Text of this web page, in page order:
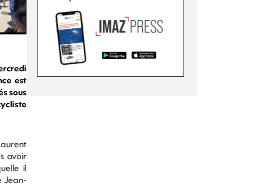
est
sous
avoir
il
Jean-